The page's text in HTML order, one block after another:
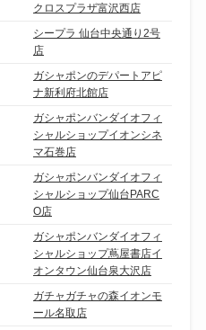
クロスプラザ富沢西店
シープラ 仙台中央通り2号
店
ガシャポンのデパートアピ
ナ新利府北館店
ガシャポンバンダイオフィ
シャルショップイオンシネ
マ石巻店
ガシャポンバンダイオフィ
シャルショップ仙台PARC
O店
ガシャポンバンダイオフィ
シャルショップ蔦屋書店イ
オンタウン仙台泉大沢店
ガチャガチャの森イオンモ
ール名取店